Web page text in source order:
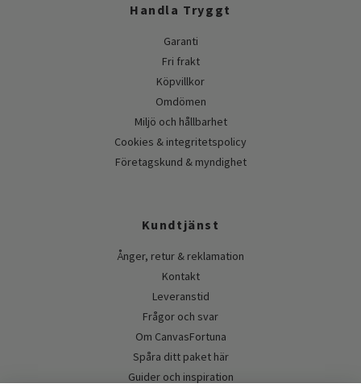
Handla Tryggt
Garanti
Fri frakt
Köpvillkor
Omdömen
Miljö och hållbarhet
Cookies & integritetspolicy
Företagskund & myndighet
Kundtjänst
Ånger, retur & reklamation
Kontakt
Leveranstid
Frågor och svar
Om CanvasFortuna
Spåra ditt paket här
Guider och inspiration